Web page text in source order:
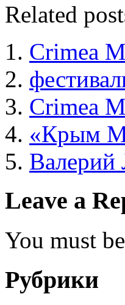
Related
Crimea
Crimea
«Крым
Валерий
Leave a
You must be
Рубрики